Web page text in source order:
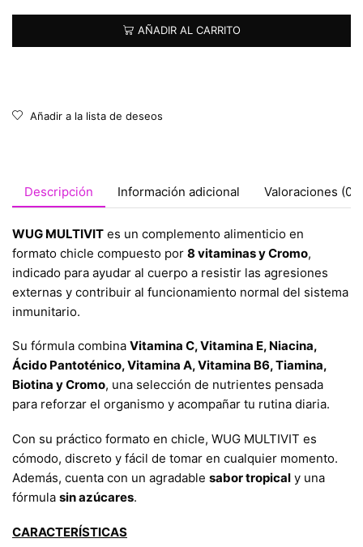
AÑADIR AL CARRITO
Añadir a la lista de deseos
Descripción Información adicional Valoraciones (0)
WUG MULTIVIT es un complemento alimenticio en
formato chicle compuesto por 8 vitaminas y Cromo,
indicado para ayudar al cuerpo a resistir las agresiones
externas y contribuir al funcionamiento normal del sistema
inmunitario.
Su fórmula combina Vitamina C, Vitamina E, Niacina,
Ácido Pantoténico, Vitamina A, Vitamina B6, Tiamina,
Biotina y Cromo, una selección de nutrientes pensada
para reforzar el organismo y acompañar tu rutina diaria.
Con su práctico formato en chicle, WUG MULTIVIT es
cómodo, discreto y fácil de tomar en cualquier momento.
Además, cuenta con un agradable sabor tropical y una
fórmula sin azúcares.
CARACTERÍSTICAS